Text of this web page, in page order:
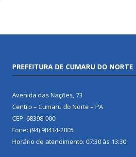
PREFEITURA DE CUMARU DO NORTE
Avenida das Nações, 73
Centro – Cumaru do Norte – PA
CEP: 68398-000
Fone: (94) 98434-2005
Horário de atendimento: 07:30 às 13:30